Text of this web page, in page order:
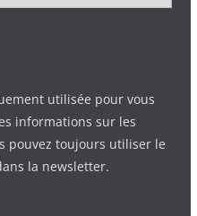
utilisée pour vous
informations sur les
pouvez toujours utiliser le
la newsletter.